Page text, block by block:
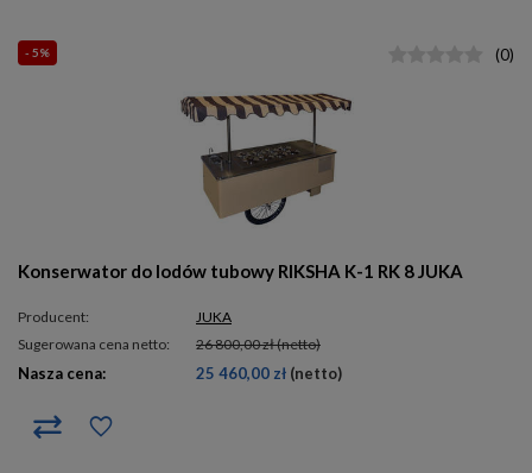
- 5%
Konserwator do lodów tubowy RIKSHA K-1 RK 8 JUKA
Producent:
JUKA
Sugerowana cena netto:
26 800,00 zł(netto)
Nasza cena: 25 460,00 zł (netto)
(0)